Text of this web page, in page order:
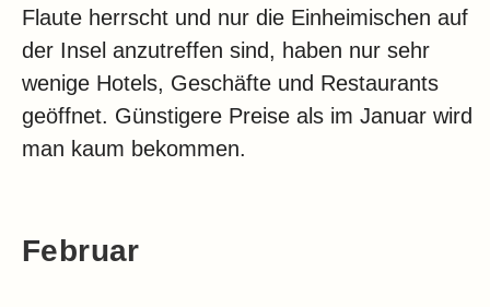
Flaute herrscht und nur die Einheimischen auf
der Insel anzutreffen sind, haben nur sehr
wenige Hotels, Geschäfte und Restaurants
geöffnet. Günstigere Preise als im Januar wird
man kaum bekommen.
Februar